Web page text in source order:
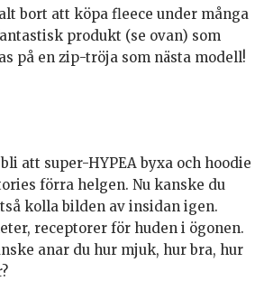
bort att köpa fleece under många
produkt (se ovan) som
på en zip-tröja som nästa modell!
att super-HYPEA byxa och hoodie
förra helgen. Nu kanske du
kolla bilden av insidan igen.
receptorer för huden i ögonen.
anar du hur mjuk, hur bra, hur